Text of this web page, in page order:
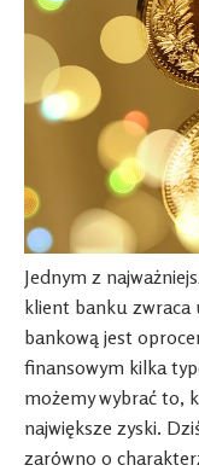
Jednym z
klient banku zwraca
bankową jest
finansowym kilka
możemy wybrać to,
największe zyski.
zarówno o